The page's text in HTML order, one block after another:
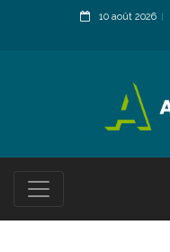
10 août 2026